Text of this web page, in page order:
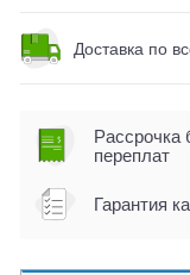
Доставка по
Рассрочка
переплат
Гарантия